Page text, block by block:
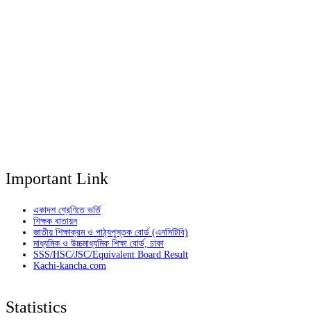
Important Link
একাদশ শ্রেণিতে ভর্তি
শিক্ষক বাতায়ন
জাতীয় শিক্ষাক্রম ও পাঠ্যপুস্তক বোর্ড (এনসিটিবি)
মাধ্যমিক ও উচ্চমাধ্যমিক শিক্ষা বোর্ড, ঢাকা
SSS/HSC/JSC/Equivalent Board Result
Kachi-kancha.com
Statistics